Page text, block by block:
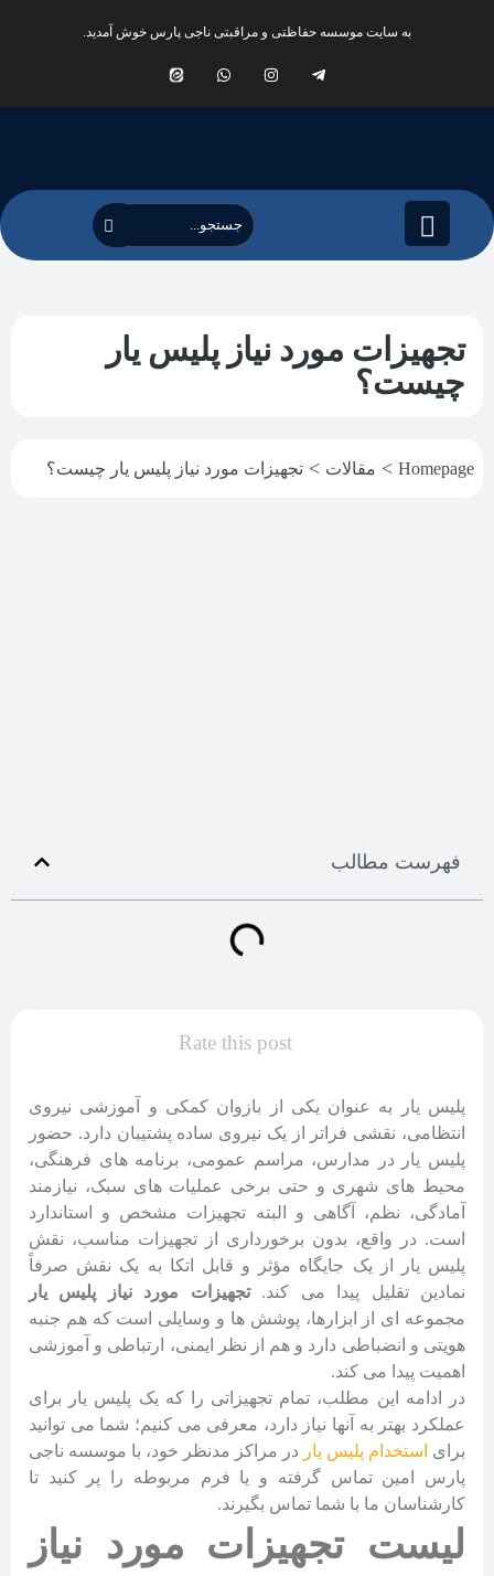
به سایت موسسه حفاظتی و مراقبتی ناجی پارس خوش آمدید.
تجهیزات مورد نیاز پلیس یار
چیست؟
Homepage
> مقالات > تجهیزات مورد نیاز پلیس یار چیست؟
فهرست مطالب
Rate this post
پلیس یار به عنوان یکی از بازوان کمکی و آموزشی نیروی
انتظامی، نقشی فراتر از یک نیروی ساده پشتیبان دارد. حضور
پلیس یار در مدارس، مراسم عمومی، برنامه های فرهنگی،
محیط های شهری و حتی برخی عملیات های سبک، نیازمند
آمادگی، نظم، آگاهی و البته تجهیزات مشخص و استاندارد
است. در واقع، بدون برخورداری از تجهیزات مناسب، نقش
پلیس یار از یک جایگاه مؤثر و قابل اتکا به یک نقش صرفاً
نمادین تقلیل پیدا می کند.تجهیزات مورد نیاز پلیس یار
مجموعه ای از ابزارها، پوشش ها و وسایلی است که هم جنبه
هویتی و انضباطی دارد و هم از نظر ایمنی، ارتباطی و آموزشی
اهمیت پیدا می کند.
در ادامه این مطلب، تمام تجهیزاتی را که یک پلیس یار برای
عملکرد بهتر به آنها نیاز دارد، معرفی می کنیم؛ شما می توانید
برای استخدام پلیس یار در مراکز مدنظر خود، با موسسه ناجی
پارس امین تماس گرفته و یا فرم مربوطه را پر کنید تا
کارشناسان ما با شما تماس بگیرند.
لیست تجهیزات مورد نیاز